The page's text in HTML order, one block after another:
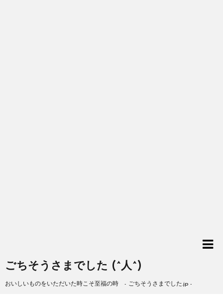
ごちそうさまでした (^人^)
おいしいものをいただいた時こそ至福の時 - ごちそうさまでした.jp -